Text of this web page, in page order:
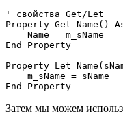
' свойства Get/Let
Property Get Name()
    Name = m_sName
End Property
Property Let
    m_sName = sName
Затем мы можем